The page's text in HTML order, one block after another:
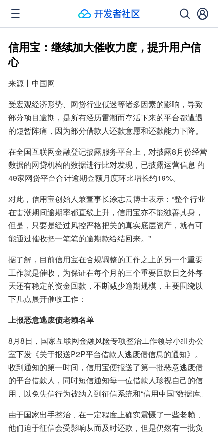
信用宝：继续加大催收力度，提升用户信
心
来源丨中国网
受宏观经济形势、网贷行业低迷等诸多因素的影响，导致
部分项目逾期，是所有经历雷潮而存活下来的平台都遭遇
的短暂阵痛，因为部分借款人还款意愿和还款能力下降。
在全国互联网金融登记披露服务平台上，对披露8月份经营
数据的网贷机构的数据进行比对发现，已披露运营信息 的
49家网贷平台合计逾期金额月度环比增长约19%。
对此，信用宝创始人兼董事长涂志云博士表示：“整个行业
在雷潮期间逾期率都直线上升，信用宝亦不能独善其身，
但是，只要是经过风控严格把关的真实底层资产，就有可
能通过催收把一笔笔的逾期款给结回来。”
据了解，目前信用宝在合规调整的工作之上的另一个重要
工作就是催收，为保证在每个月的三个重要回款日之外每
天还有稳定的资金回款，不断减少逾期规模，主要围绕以
下几点展开催收工作：
上报恶意逃废债老赖名单
8月8日，国家互联网金融风险专项整治工作领导小组办公
室下发《关于报送P2P平台借款人逃废债信息的通知》。
收到通知的第一时间，信用宝便报送了第一批恶意逃废债
的平台借款人，同时短信通知每一位借款人珍视自己的信
用，以免失信行为被纳入到征信系统和“信用中国”数据库。
由于国家出手整治，在一定程度上确实震慑了一些老赖，
他们迫于征信会受影响从而及时还款，但是仍然有一批负